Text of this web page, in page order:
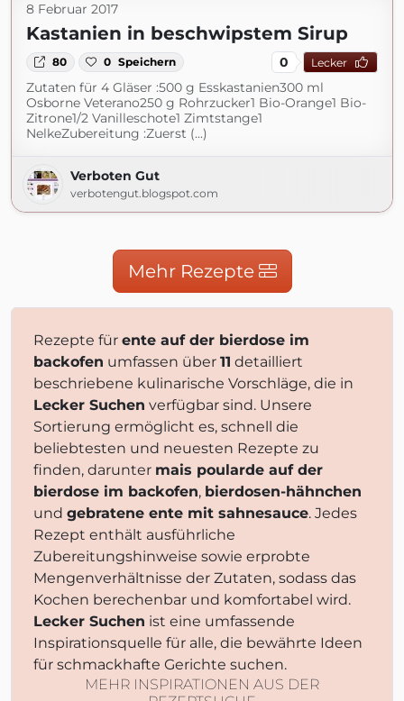
8 Februar 2017
Kastanien in beschwipstem Sirup
80 0 Speichern 0 Lecker
Zutaten für 4 Gläser :500 g Esskastanien300 ml
Osborne Veterano250 g Rohrzucker1 Bio-Orange1 Bio-
Zitrone1/2 Vanilleschote1 Zimtstange1
NelkeZubereitung :Zuerst (...)
Verboten Gut
verbotengut.blogspot.com
Mehr Rezepte
Rezepte für ente auf der bierdose im
backofen umfassen über 11 detailliert
beschriebene kulinarische Vorschläge, die in
Lecker Suchen verfügbar sind. Unsere
Sortierung ermöglicht es, schnell die
beliebtesten und neuesten Rezepte zu
finden, darunter mais poularde auf der
bierdose im backofen, bierdosen-hähnchen
und gebratene ente mit sahnesauce. Jedes
Rezept enthält ausführliche
Zubereitungshinweise sowie erprobte
Mengenverhältnisse der Zutaten, sodass das
Kochen berechenbar und komfortabel wird.
Lecker Suchen ist eine umfassende
Inspirationsquelle für alle, die bewährte Ideen
für schmackhafte Gerichte suchen.
MEHR INSPIRATIONEN AUS DER